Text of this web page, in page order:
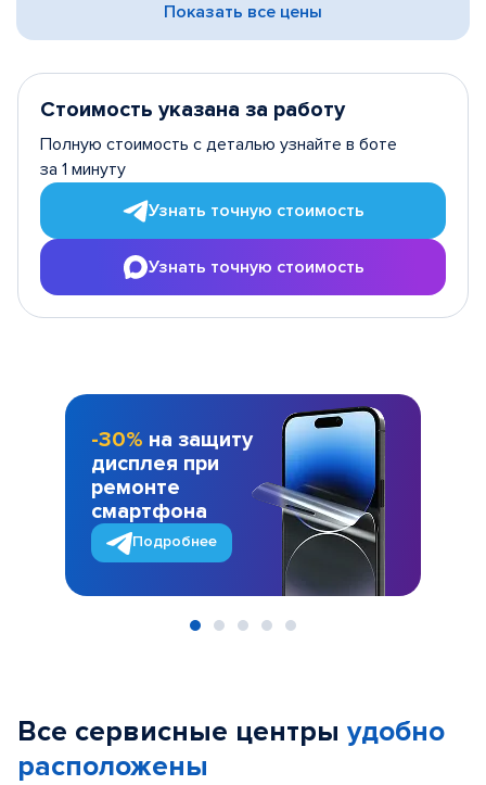
Показать все цены
Стоимость указана за работу
Полную стоимость с деталью узнайте в боте
за 1 минуту
Узнать точную стоимость
Узнать точную стоимость
-30% на защиту
дисплея при
ремонте
смартфона
Подробнее
Все сервисные центры удобно
расположены